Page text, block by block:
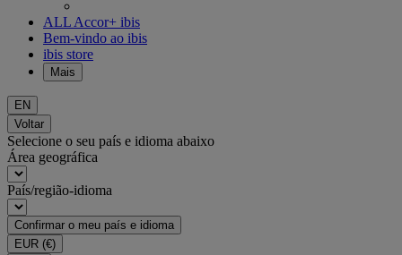
ALL Accor+ ibis
Bem-vindo ao ibis
ibis store
Mais
EN
Voltar
Selecione o seu país e idioma abaixo
Área geográfica
País/região-idioma
Confirmar o meu país e idioma
EUR (€)